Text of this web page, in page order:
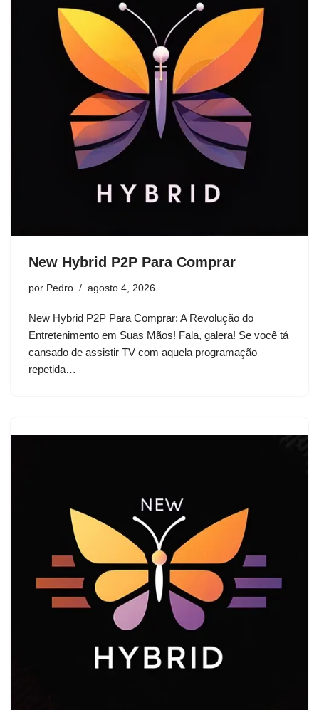
New Hybrid P2P Para Comprar
por Pedro agosto 4, 2026
New Hybrid P2P Para Comprar: A Revolução do
Entretenimento em Suas Mãos! Fala, galera! Se você tá
cansado de assistir TV com aquela programação
repetida…